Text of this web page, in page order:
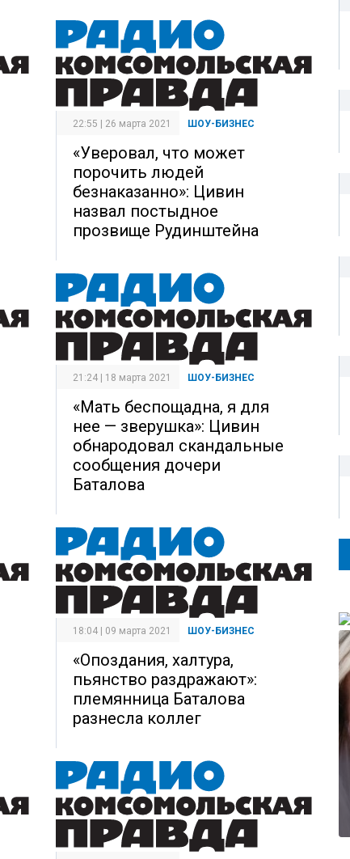
22:55 | 26 марта 2021 ШОУ-БИЗНЕС
«Уверовал, что может
порочить людей
безнаказанно»: Цивин
назвал постыдное
прозвище Рудинштейна
21:24 | 18 марта 2021 ШОУ-БИЗНЕС
«Мать беспощадна, я для
нее — зверушка»: Цивин
обнародовал скандальные
сообщения дочери
Баталова
18:04 | 09 марта 2021 ШОУ-БИЗНЕС
«Опоздания, халтура,
пьянство раздражают»:
племянница Баталова
разнесла коллег